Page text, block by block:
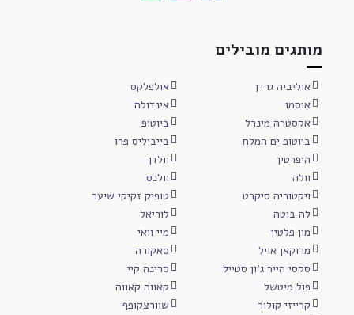
מותגים מובילים
אוליביה גרדן
אולפלקס
אוסמו
אינדולה
אקסטרה מינרל
ביוטופ
ביוטופ ים המלח
בייביליס פרו
היפרטין
וולדן
וולה
וולנס
ויקטוריה סיקרט
טופיק זקיקי שיער
לה בוטה
לוריאל
מון פלטין
מיי וואי
מרוקאן אויל
סאקורה
סקסי הייר ג'ון סטייל
סרינה קיי
פול מיטשל
קאווה קאווה
קרייזי קולור
שוורצקופף